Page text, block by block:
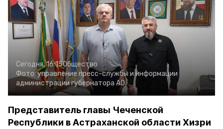
Сегодня, 16:15Общество
Фото: управление пресс-службы и информации
администрации губернатора АО
Представитель главы Чеченской
Республики в Астраханской области Хизри